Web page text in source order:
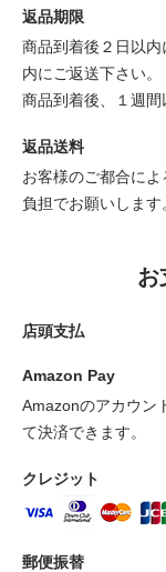
返品期限
商品到着後２日以
内にご返送下さい
商品到着後、１週
返品送料
お客様のご都合に
負担でお願いします
お
店頭支払
Amazon Pay
Amazonのアカウン
て決済できます。
クレジット
郵便振替